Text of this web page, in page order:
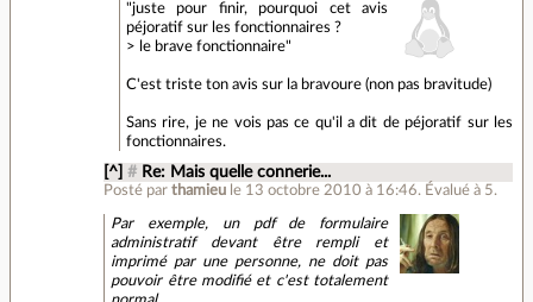
"juste pour finir, pourquoi cet avis
péjoratif sur les fonctionnaires ?
> le brave fonctionnaire"
C'est triste ton avis sur la bravoure (non pas bravitude)
Sans rire, je ne vois pas ce qu'il a dit de péjoratif sur les
fonctionnaires.
[^] # Re: Mais quelle connerie...
Posté parthamieu le 13 octobre 2010 à 16:46. Évalué à 5.
Par exemple, un pdf de formulaire
administratif devant être rempli et
imprimé par une personne, ne doit pas
pouvoir être modifié et c'est totalement